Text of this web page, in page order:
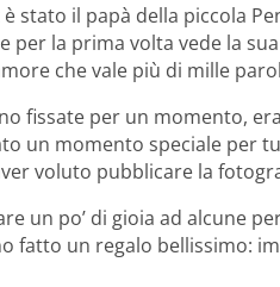
stato il papà della piccola
per la prima volta vede la
che vale più di mille
fissate per un momento,
un momento speciale per
voluto pubblicare la
un po’ di gioia ad alcune
fatto un regalo bellissimo: